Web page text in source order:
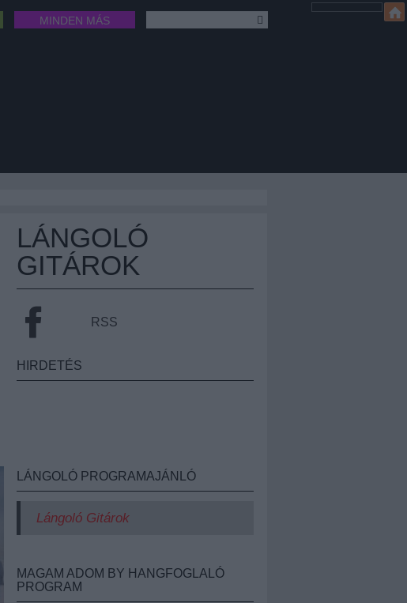
MINDEN MÁS
LÁNGOLÓ
GITÁROK
RSS
HIRDETÉS
LÁNGOLÓ PROGRAMAJÁNLÓ
Lángoló Gitárok
MAGAM ADOM BY HANGFOGLALÓ
PROGRAM